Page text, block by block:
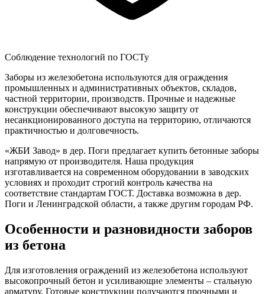
Соблюдение технологий по ГОСТу
Заборы из железобетона используются для ограждения
промышленных и административных объектов, складов,
частной территории, производств. Прочные и надежные
конструкции обеспечивают высокую защиту от
несанкционированного доступа на территорию, отличаются
практичностью и долговечность.
«ЖБИ Завод» в дер. Поги предлагает купить бетонные заборы
напрямую от производителя. Наша продукция
изготавливается на современном оборудовании в заводских
условиях и проходит строгий контроль качества на
соответствие стандартам ГОСТ. Доставка возможна в дер.
Поги и Ленинградской области, а также другим городам РФ.
Особенности и разновидности заборов
из бетона
Для изготовления ограждений из железобетона используют
высокопрочный бетон и усиливающие элементы – стальную
арматуру. Готовые конструкции получаются прочными и